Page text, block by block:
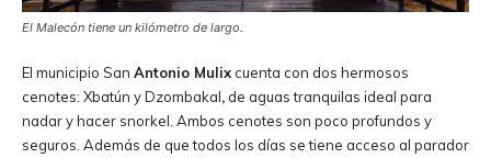
El Malecón tiene un kilómetro de largo.
El municipio San Antonio Mulix cuenta con dos hermosos
cenotes: Xbatún y Dzombakal, de aguas tranquilas ideal para
nadar y hacer snorkel. Ambos cenotes son poco profundos y
seguros. Además de que todos los días se tiene acceso al parador